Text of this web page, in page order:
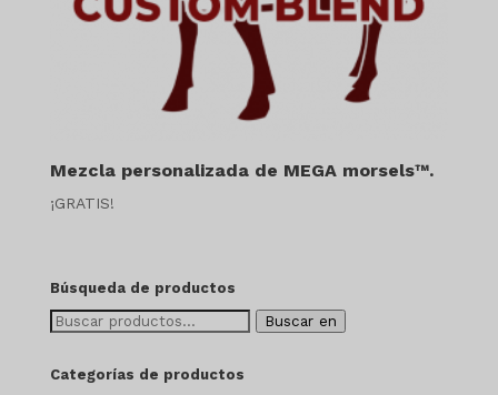
Mezcla personalizada de MEGA morsels™.
¡GRATIS!
Búsqueda de productos
Buscar: Buscar en
Categorías de productos